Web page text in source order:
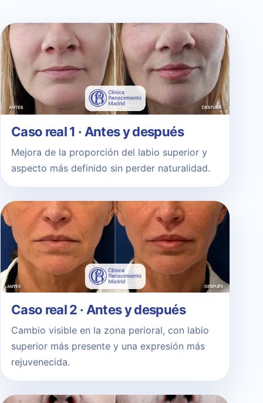
Caso real 1 · Antes y después
Mejora de la proporción del labio superior y
aspecto más definido sin perder naturalidad.
Caso real 2 · Antes y después
Cambio visible en la zona perioral, con labio
superior más presente y una expresión más
rejuvenecida.